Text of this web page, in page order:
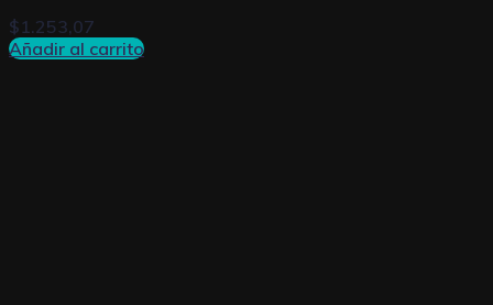
$1.253,07
Añadir al carrito